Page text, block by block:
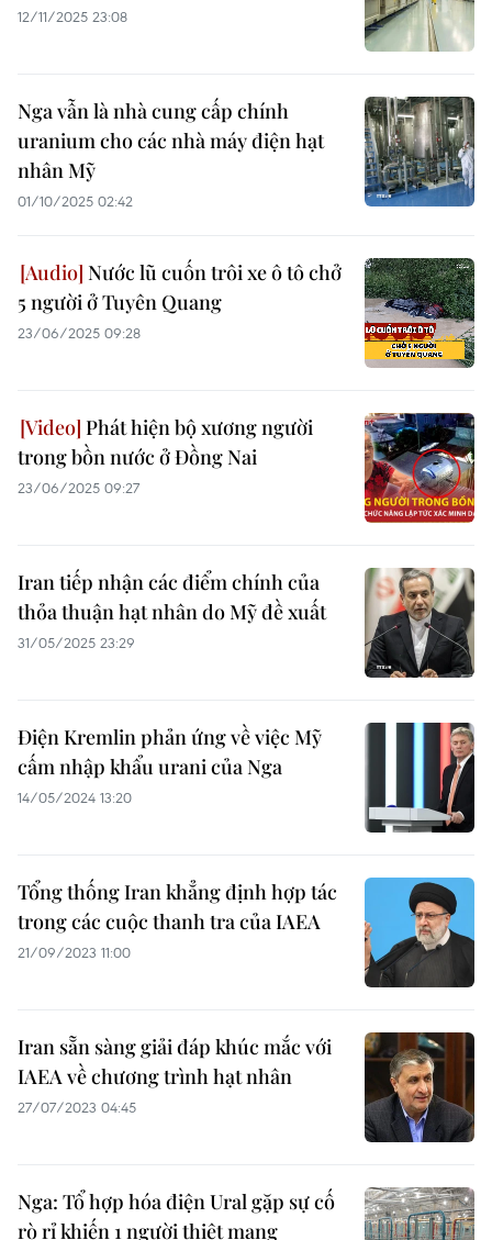
12/11/2025 23:08
Nga vẫn là nhà cung cấp chính
uranium cho các nhà máy điện hạt
nhân Mỹ
01/10/2025 02:42
Nước lũ cuốn trôi xe ô tô chở
5 người ở Tuyên Quang
23/06/2025 09:28
Phát hiện bộ xương người
trong bồn nước ở Đồng Nai
23/06/2025 09:27
Iran tiếp nhận các điểm chính của
thỏa thuận hạt nhân do Mỹ đề xuất
31/05/2025 23:29
Điện Kremlin phản ứng về việc Mỹ
cấm nhập khẩu urani của Nga
14/05/2024 13:20
Tổng thống Iran khẳng định hợp tác
trong các cuộc thanh tra của IAEA
21/09/2023 11:00
Iran sẵn sàng giải đáp khúc mắc với
IAEA về chương trình hạt nhân
27/07/2023 04:45
Nga: Tổ hợp hóa điện Ural gặp sự cố
rò rỉ khiến 1 người thiệt mạng